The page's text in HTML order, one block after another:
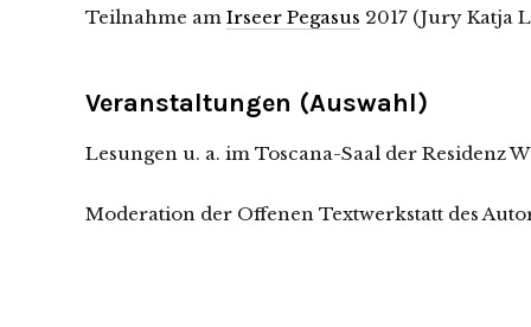
Teilnahme am Irseer Pegasus 2017 (Jury Katja
Veranstaltungen (Auswahl)
Lesungen u. a. im Toscana-Saal der Residenz
Moderation der Offenen Textwerkstatt des